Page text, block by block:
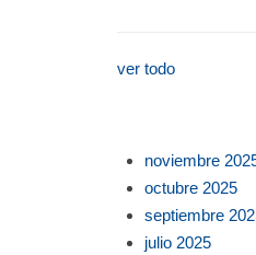
ver todo
noviembre
octubre 2025
septiembre
julio 2025